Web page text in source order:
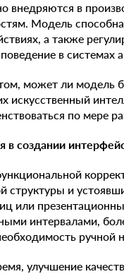
внедряются в
Модель
а также
в системах
может ли модель
искусственный
по мере
в создании
структуры и
или
интервалами,
ручной
улучшение